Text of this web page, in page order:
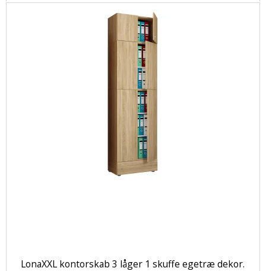
LonaXXL kontorskab 3 låger 1 skuffe egetræ dekor.